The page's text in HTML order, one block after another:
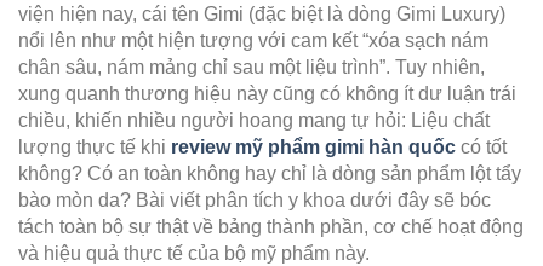
viện hiện nay, cái tên Gimi (đặc biệt là dòng Gimi Luxury)
nổi lên như một hiện tượng với cam kết “xóa sạch nám
chân sâu, nám mảng chỉ sau một liệu trình”. Tuy nhiên,
xung quanh thương hiệu này cũng có không ít dư luận trái
chiều, khiến nhiều người hoang mang tự hỏi: Liệu chất
lượng thực tế khi review mỹ phẩm gimi hàn quốc có tốt
không? Có an toàn không hay chỉ là dòng sản phẩm lột tẩy
bào mòn da? Bài viết phân tích y khoa dưới đây sẽ bóc
tách toàn bộ sự thật về bảng thành phần, cơ chế hoạt động
và hiệu quả thực tế của bộ mỹ phẩm này.